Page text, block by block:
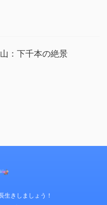
：下千本の絶景
生きしましょう！